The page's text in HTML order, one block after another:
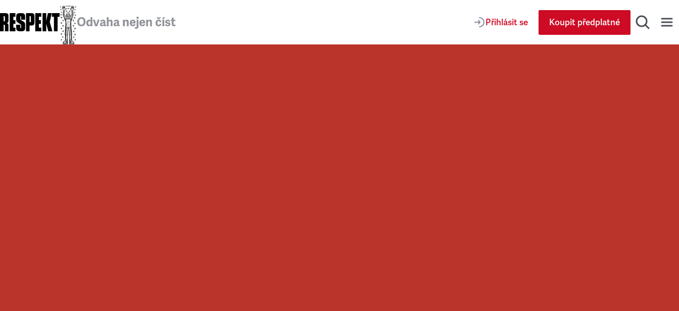
Odvaha nejen číst Přihlásit se Koupit předplatné